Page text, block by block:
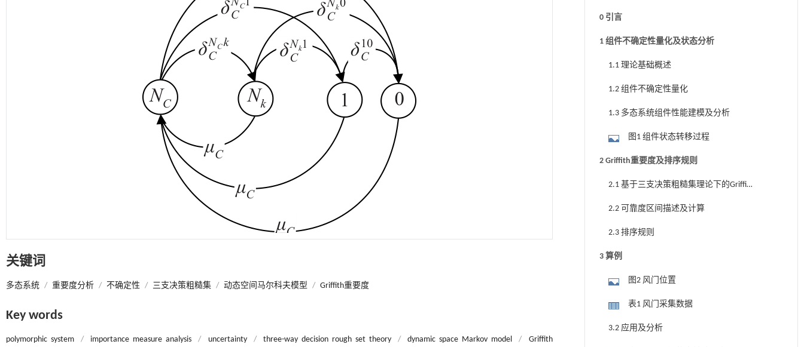
关键词
多态系统 / 重要度分析 / 不确定性 / 三支决策粗糙集 / 动态空间马尔科夫模型 / Griffith重要度
Key words
polymorphic system / importance measure analysis / uncertainty / three-way decision rough set theory / dynamic space Markov model /
Griffith
0 引言
1 组件不确定性量化及状态分析
1.1 理论基础概述
1.2 组件不确定性量化
1.3 多态系统组件性能建模及分析
图1 组件状态转移过程
2 Griffith重要度及排序规则
2.1 基于三支决策粗糙集理论下的Griffith
2.2 可靠度区间描述及计算
2.3 排序规则
3 算例
图2 风门位置
表1 风门采集数据
3.2 应用及分析